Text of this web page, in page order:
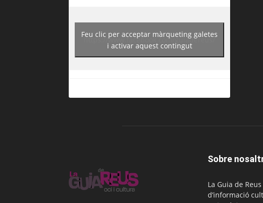
https://www.facebook.com/guiadereus/
Feu clic per acceptar màrqueting galetes
i activar aquest contingut
Sobre
La Guia de
d’informació